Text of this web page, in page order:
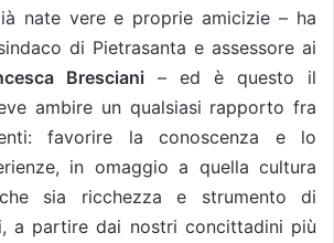
nate vere e proprie amicizie – ha
di Pietrasanta e assessore ai
Bresciani – ed è questo il
ambire un qualsiasi rapporto fra
favorire la conoscenza e lo
in omaggio a quella cultura
sia ricchezza e strumento di
a partire dai nostri concittadini più